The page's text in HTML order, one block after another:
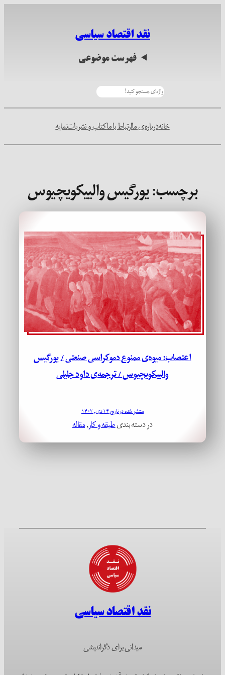
نقد اقتصاد سیاسی
فهرست موضوعی
خانهدرباره‌ی ماارتباط با ماکتاب و نشریاتنمایه
برچسب:یورگیس والییکویچیوس
اعتصاب: میوه‌ی ممنوع دموکراسی صنعتی / یورگیس
والییکویچیوس / ترجمه‌ی داود جلیلی
منتشر شده در تاریخ ۱۴ دی, ۱۴۰۲
در دسته بندیطبقه و کار, مقاله
نقد اقتصاد سیاسی
میدانی برای دگراندیشی